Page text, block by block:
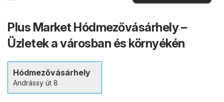
Plus Market Hódmezővásárhely –
Üzletek a városban és környékén
Hódmezővásárhely
Andrássy út 8